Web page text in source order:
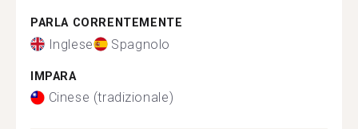
PARLA CORRENTEMENTE
Inglese Spagnolo
IMPARA
Cinese (tradizionale)